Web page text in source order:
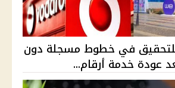
للتحقيق في خطوط مسجلة دون
عودة خدمة أرقام...